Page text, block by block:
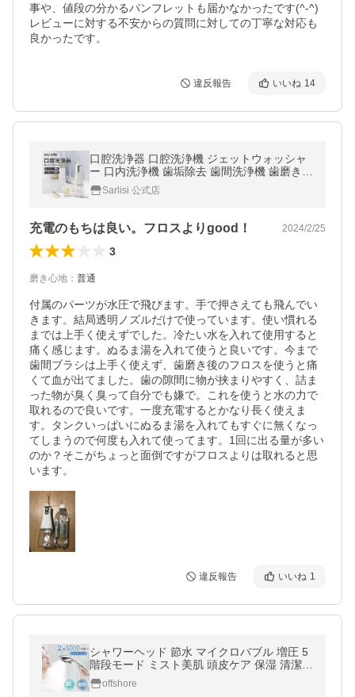
事や、値段の分かるパンフレットも届かなかったです(^-^)
レビューに対する不安からの質問に対しての丁寧な対応も
良かったです。
違反報告 いいね 14
口腔洗浄器 口腔洗浄機 ジェットウォッシャ
ー 口内洗浄機 歯垢除去 歯間洗浄機 歯磨き
口臭防止 替えノズル
Sarlisi 公式店
充電のもちは良い。フロスよりgood！ 2024/2/25
3
磨き心地 ： 普通
付属のパーツが水圧で飛びます。手で押さえても飛んでい
きます。結局透明ノズルだけで使っています。使い慣れる
までは上手く使えずでした。冷たい水を入れて使用すると
痛く感じます。ぬるま湯を入れて使うと良いです。今まで
歯間ブラシは上手く使えず、歯磨き後のフロスを使うと痛
くて血が出てました。歯の隙間に物が挟まりやすく、詰ま
った物が臭く臭って自分でも嫌で。これを使うと水の力で
取れるので良いです。一度充電するとかなり長く使えま
す。タンクいっぱいにぬるま湯を入れてもすぐに無くなっ
てしまうので何度も入れて使ってます。1回に出る量が多い
のか？そこがちょっと面倒ですがフロスよりは取れると思
います。
違反報告 いいね 1
シャワーヘッド 節水 マイクロバブル 増圧 5
階段モード ミスト美肌 頭皮ケア 保湿 清潔
毛穴汚れ洗浄 美肌 美髪 アダプター付取付簡
単 水漏れ防止 国際基準G1/2
offshore